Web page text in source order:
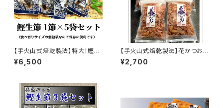
【手火山式焙乾製法】特大！鰹生
節 1節×5袋セット
¥6,500
【手火山式焙乾製法】花かつお
５袋セット
¥2,700